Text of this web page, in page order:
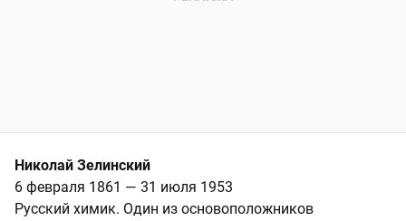
Николай Зелинский
6 февраля 1861 — 31 июля 1953
Русский химик. Один из основоположников